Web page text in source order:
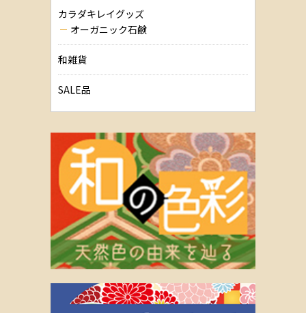
カラダキレイグッズ
オーガニック石鹸
和雑貨
SALE品